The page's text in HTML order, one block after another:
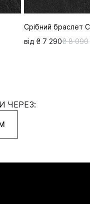
Срібний браслет
від ₴ 7 290₴ 8 090
ЧЕРЕЗ: